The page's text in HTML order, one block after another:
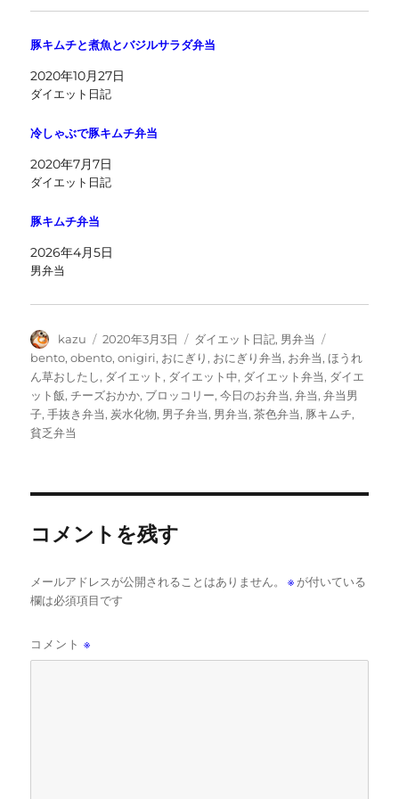
豚キムチと煮魚とバジルサラダ弁当
2020年10月27日
ダイエット日記
冷しゃぶで豚キムチ弁当
2020年7月7日
ダイエット日記
豚キムチ弁当
2026年4月5日
男弁当
投
稿
者
kazu
投
稿
日:
2020年3月3日
カ
テ
ゴ
リ
ー
ダイエット日記, 男弁当
グ
bento,obento,onigiri, おにぎり , おにぎり弁当, お弁当,ほうれ
ん草おしたし, ダイエット , ダイエット中, ダイエット弁当, ダイエ
ット飯,チーズおかか, ブロッコリー,今日のお弁当,弁当,弁当男
子,手抜き弁当, 炭水化物, 男子弁当, 男弁当,茶色弁当, 豚キムチ,
貧乏弁当
コメントを残す
メールアドレスが公開されることはありません。 ※ が付いている
欄は必須項目です
コメント※